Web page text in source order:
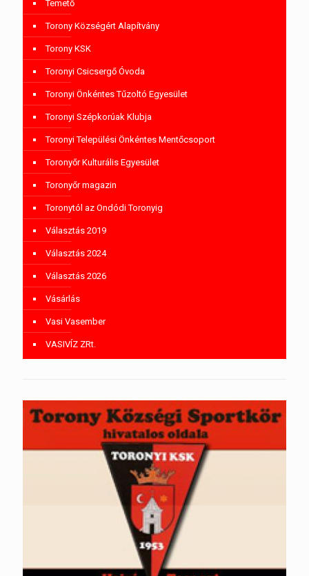
Temető
Torony Községért Alapítvány
Torony KSK
Toronyi Csicsergő Óvoda
Toronyi Önkéntes Tűzoltó Egyesület
Toronyi Szépkorúak Klubja
Toronyi Települési Önkéntes Mentőcsoport
Toronyőr Kulturális Egyesület
Toronyőr magazin
Toronytól az Ondódi Toronyig
Választás 2019
Választás 2024
Választás 2026
Vásárlás
Vasi Vasember
VASIVÍZ ZRt.